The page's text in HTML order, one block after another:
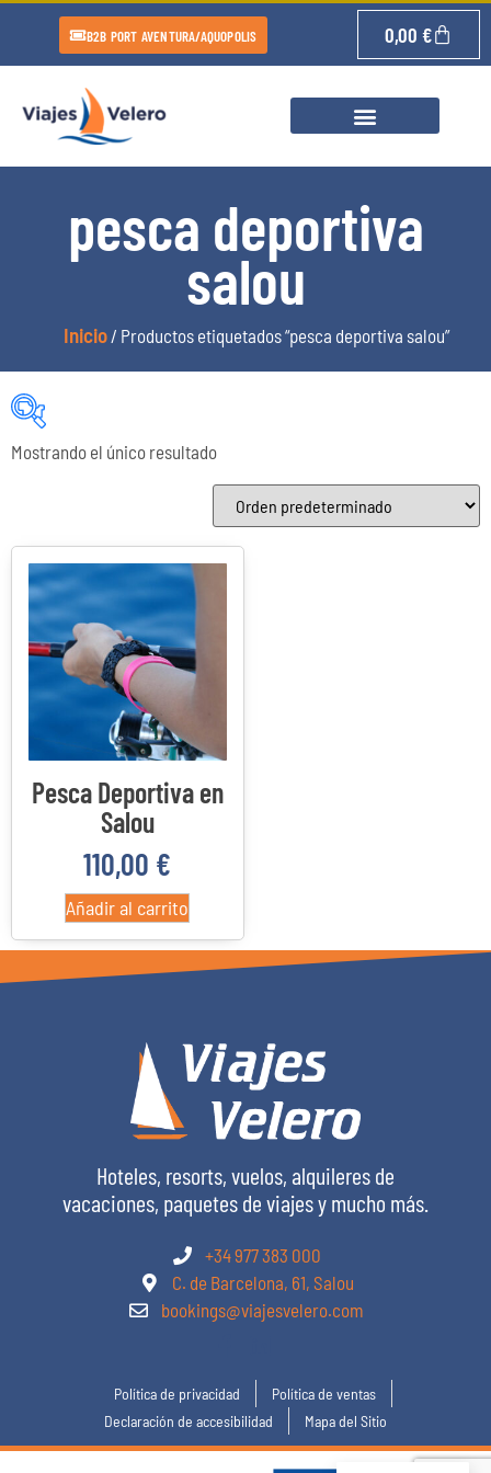
B2B PORT AVENTURA/AQUOPOLIS 0,00 €
pesca deportiva
salou
Inicio / Productos etiquetados “pesca deportiva salou”
Categorías del producto
Categorías del producto
22
Costa Daurada Delta del Ebro
Mostrando el único resultado
Pesca Deportiva en
Salou
110,00 €
Añadir al carrito
Hoteles, resorts, vuelos, alquileres de
vacaciones, paquetes de viajes y mucho más.
+34 977 383 000
C. de Barcelona, 61, Salou
bookings@viajesvelero.com
Política de privacidad
Política de ventas
Declaración de accesibilidad
Mapa del Sitio